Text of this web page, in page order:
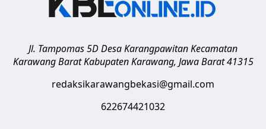
Jl. Tampomas 5D Desa Karangpawitan Kecamatan
Karawang Barat Kabupaten Karawang, Jawa Barat 41315
redaksikarawangbekasi@gmail.com
622674421032